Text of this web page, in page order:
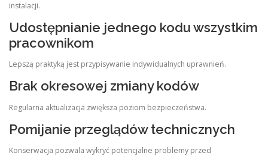
instalacji.
Udostępnianie jednego kodu wszystkim
pracownikom
Lepszą praktyką jest przypisywanie indywidualnych uprawnień.
Brak okresowej zmiany kodów
Regularna aktualizacja zwiększa poziom bezpieczeństwa.
Pomijanie przeglądów technicznych
Konserwacja pozwala wykryć potencjalne problemy przed